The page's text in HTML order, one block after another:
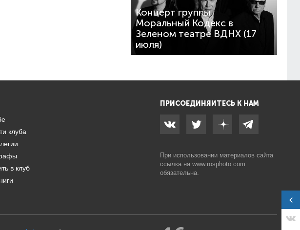
Концерт группы
Моральный Кодекс в
Зеленом театре ВДНХ (17
июля)
клуба
в клуб
ПРИСОЕДИНЯЙТЕСЬ К НАМ
При использовании материалов сайта
ссылка на www.rosphoto.com
обязательна.